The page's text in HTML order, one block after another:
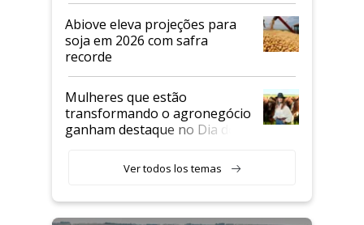
Abiove eleva projeções para
soja em 2026 com safra
recorde
Mulheres que estão
transformando o agronegócio
ganham destaque no Dia do
Ver todos los temas